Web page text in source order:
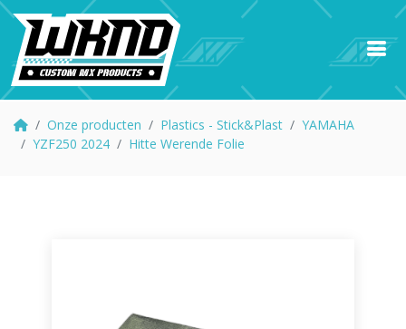
Onze producten Plastics - Stick&Plast
YAMAHA
YZF250 2024
Hitte Werende Folie